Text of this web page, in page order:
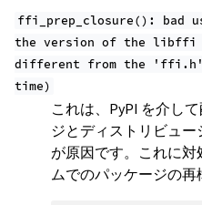
ffi_prep_closure(): bad
the version of the libffi
different from the 'ffi.h'
time)
これは、PyPI を介し
ジとディストリビュ
が原因です。これに
ムでのパッケージの再